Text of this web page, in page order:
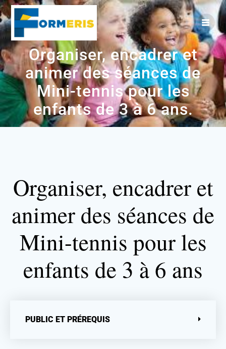
Organiser, encadrer et
animer des séances de
Mini-tennis pour les
enfants de 3 à 6 ans.
Organiser, encadrer et
animer des séances de
Mini-tennis pour les
enfants de 3 à 6 ans
PUBLIC ET PRÉREQUIS